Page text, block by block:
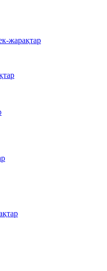
жарақтар